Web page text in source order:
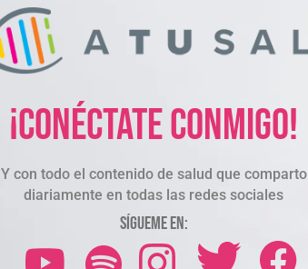
¡Conéctate conmigo!
Y con todo el contenido de salud que comparto
diariamente en todas las redes sociales
Sígueme en: